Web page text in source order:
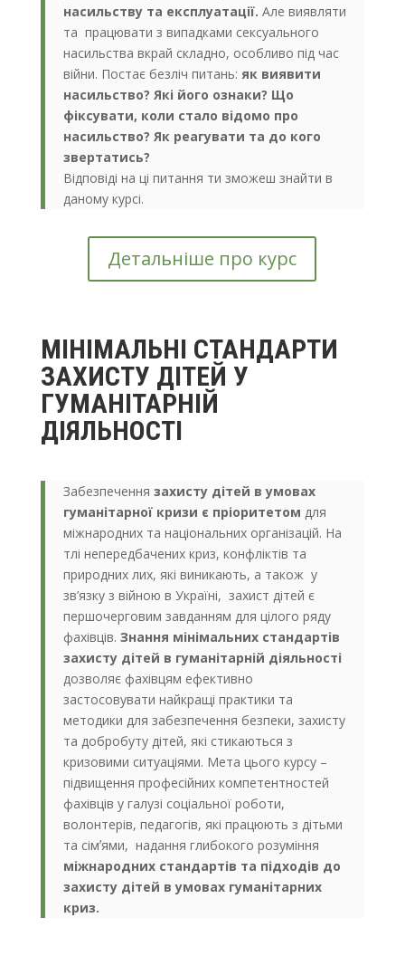
насильству та експлуатації. Але виявляти
та працювати з випадками сексуального
насильства вкрай складно, особливо під час
війни. Постає безліч питань: як виявити
насильство? Які його ознаки? Що
фіксувати, коли стало відомо про
насильство? Як реагувати та до кого
звертатись?
Відповіді на ці питання ти зможеш знайти в
даному курсі.
Детальніше про курс
МІНІМАЛЬНІ СТАНДАРТИ
ЗАХИСТУ ДІТЕЙ У
ГУМАНІТАРНІЙ
ДІЯЛЬНОСТІ
Забезпечення захисту дітей в умовах
гуманітарної кризи є пріоритетом для
міжнародних та національних організацій. На
тлі непередбачених криз, конфліктів та
природних лих, які виникають, а також у
зв’язку з війною в Україні, захист дітей є
першочерговим завданням для цілого ряду
фахівців. Знання мінімальних стандартів
захисту дітей в гуманітарній діяльності
дозволяє фахівцям ефективно
застосовувати найкращі практики та
методики для забезпечення безпеки, захисту
та добробуту дітей, які стикаються з
кризовими ситуаціями. Мета цього курсу –
підвищення професійних компетентностей
фахівців у галузі соціальної роботи,
волонтерів, педагогів, які працюють з дітьми
та сімʼями, надання глибокого розуміння
міжнародних стандартів та підходів до
захисту дітей в умовах гуманітарних
криз.